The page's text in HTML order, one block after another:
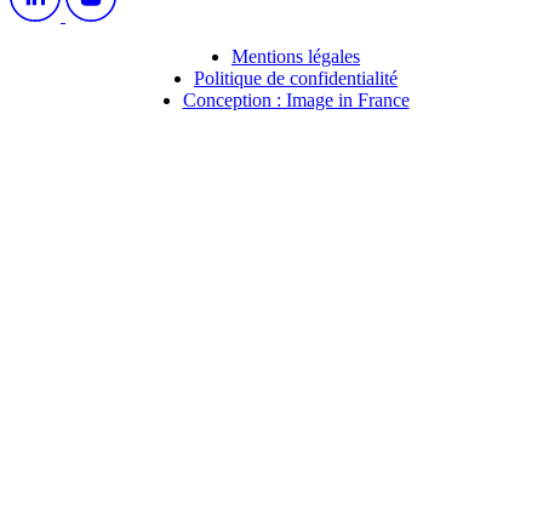
Mentions légales
Politique de confidentialité
Conception : Image in France